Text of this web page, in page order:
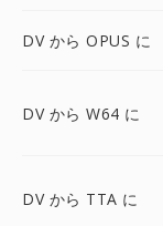
DV から OPUS に
DV から W64 に
DV から TTA に